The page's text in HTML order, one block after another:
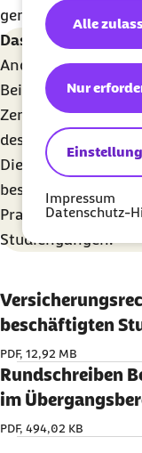
Nur
Alle
Impressum
Datenschutz-
genannt, angeben.
Das sollten Sie
Anders als bei
Beitragswesen bei
Zentrale, sondern
des Arbeitnehmers.
Die besondere
bestimmte
Praktikanten oder
Studiengängen.
beschäftigten
PDF, 12,92 MB
Rundschreiben
im
PDF, 494,02 KB